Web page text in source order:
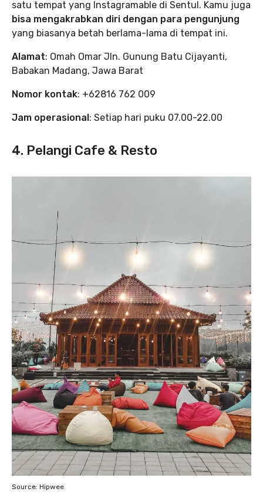
satu tempat yang Instagramable di Sentul. Kamu juga
bisa mengakrabkan diri dengan para pengunjung
yang biasanya betah berlama-lama di tempat ini.
Alamat: Omah Omar Jln. Gunung Batu Cijayanti,
Babakan Madang, Jawa Barat
Nomor kontak: +62816 762 009
Jam operasional: Setiap hari puku 07.00-22.00
4. Pelangi Cafe & Resto
Source: Hipwee